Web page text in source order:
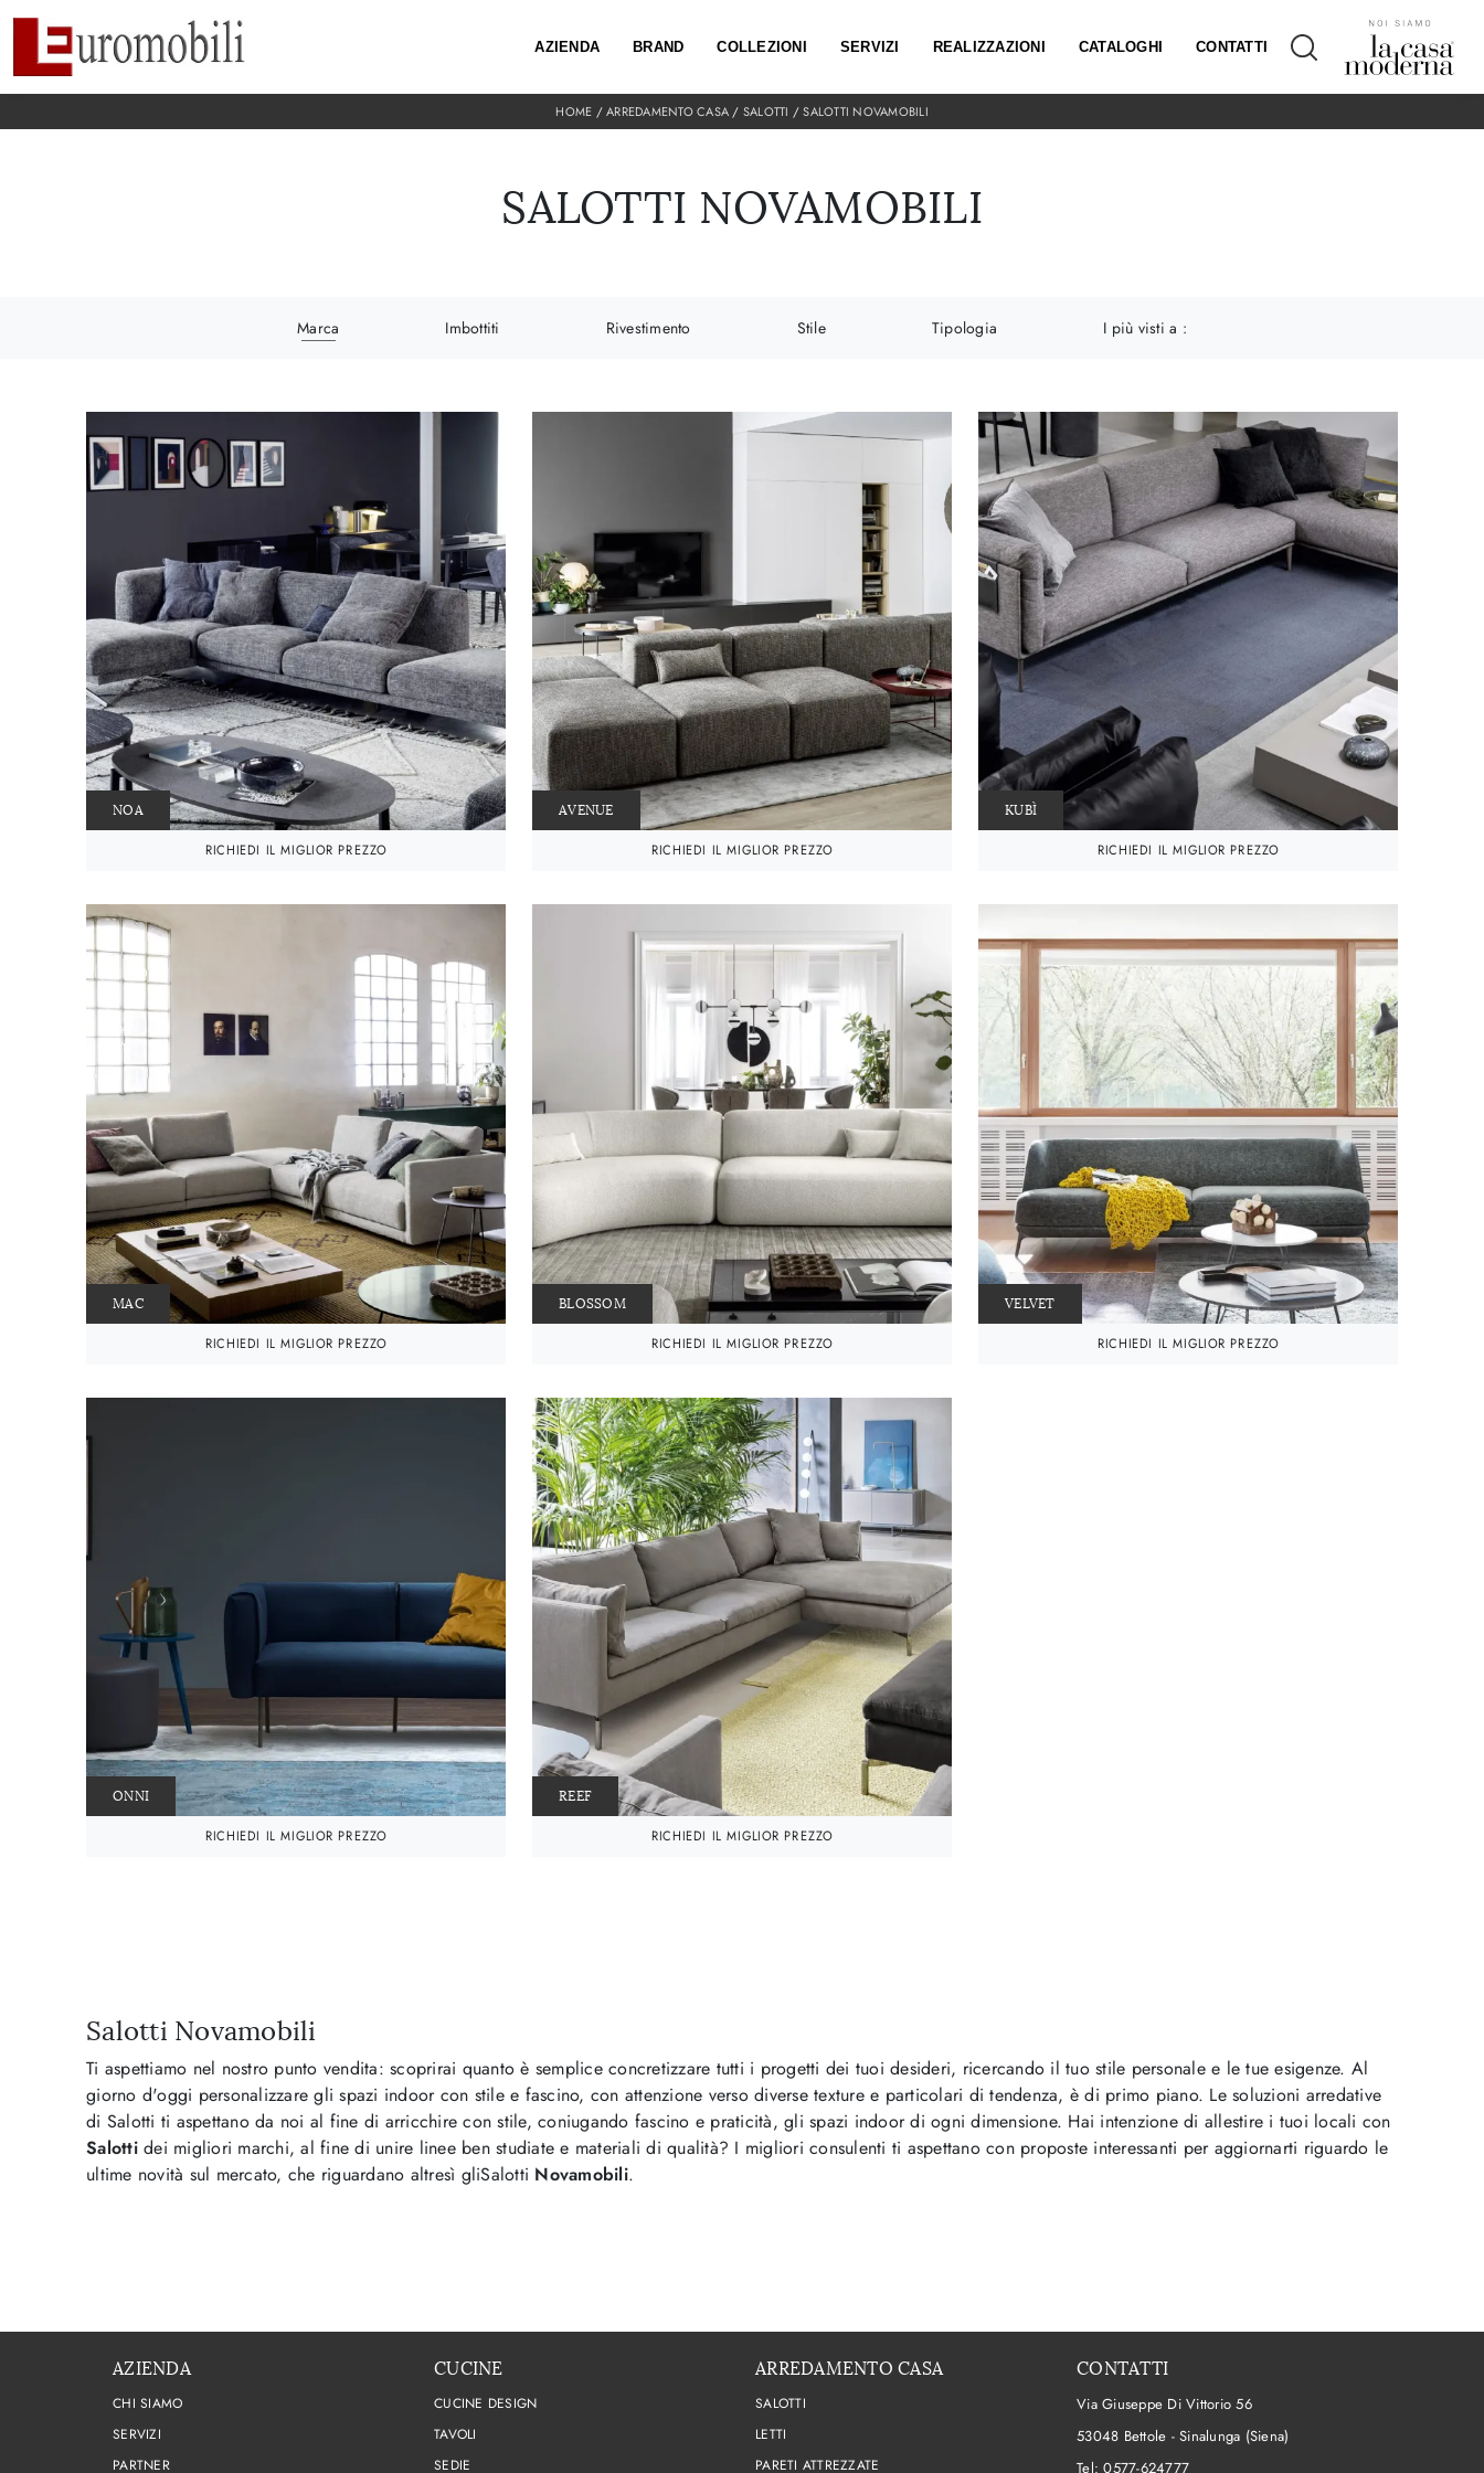
AZIENDA BRAND COLLEZIONI SERVIZI REALIZZAZIONI CATALOGHI CONTATTI
HOME /ARREDAMENTO CASA / SALOTTI /SALOTTI NOVAMOBILI
SALOTTI NOVAMOBILI
Marca Imbottiti Rivestimento Stile Tipologia I più visti a :
NOA
RICHIEDI IL MIGLIOR PREZZO
AVENUE
RICHIEDI IL MIGLIOR PREZZO
KUBÌ
RICHIEDI IL MIGLIOR PREZZO
MAC
RICHIEDI IL MIGLIOR PREZZO
BLOSSOM
RICHIEDI IL MIGLIOR PREZZO
VELVET
RICHIEDI IL MIGLIOR PREZZO
ONNI
RICHIEDI IL MIGLIOR PREZZO
REEF
RICHIEDI IL MIGLIOR PREZZO
Salotti Novamobili
Ti aspettiamo nel nostro punto vendita: scoprirai quanto è semplice concretizzare tutti i progetti dei tuoi desideri, ricercando il tuo stile personale e le tue esigenze. Al
giorno d'oggi personalizzare gli spazi indoor con stile e fascino, con attenzione verso diverse texture e particolari di tendenza, è di primo piano. Le soluzioni arredative
di Salotti ti aspettano da noi al fine di arricchire con stile, coniugando fascino e praticità, gli spazi indoor di ogni dimensione. Hai intenzione di allestire i tuoi locali con
Salottidei migliori marchi, al fine di unire linee ben studiate e materiali di qualità? I migliori consulenti ti aspettano con proposte interessanti per aggiornarti riguardo le
ultime novità sul mercato, che riguardano altresì gliSalotti Novamobili.
AZIENDA
CHI SIAMO
SERVIZI
PARTNER
CUCINE
CUCINE DESIGN
TAVOLI
SEDIE
ARREDAMENTO CASA
SALOTTI
LETTI
PARETI ATTREZZATE
CONTATTI
Via Giuseppe Di Vittorio 56
53048 Bettole - Sinalunga (Siena)
Tel:0577-624777